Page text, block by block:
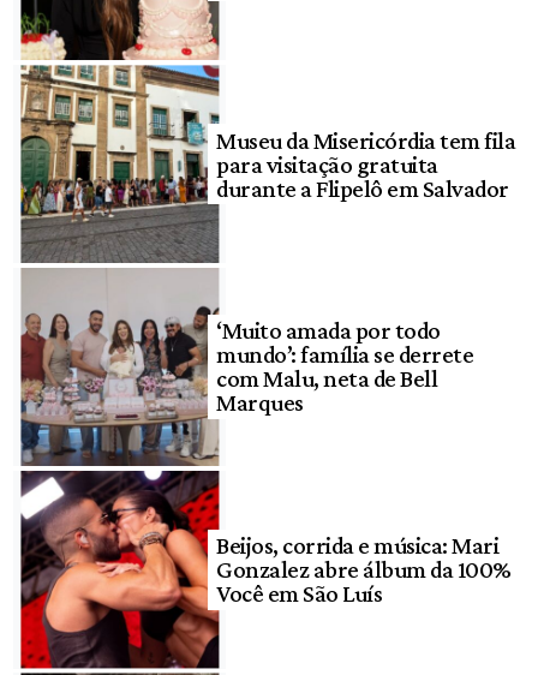
Museu da Misericórdia tem fila
para visitação gratuita
durante a Flipelô em Salvador
‘Muito amada por todo
mundo’: família se derrete
com Malu, neta de Bell
Marques
Beijos, corrida e música: Mari
Gonzalez abre álbum da 100%
Você em São Luís